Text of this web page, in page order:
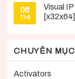
06
Th8
Visual
CHUYÊN MỤC
Activators